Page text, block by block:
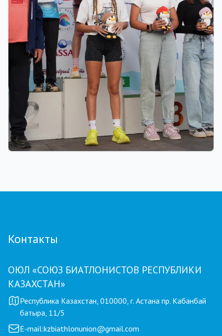
Контакты
ОЮЛ «СОЮЗ БИАТЛОНИСТОВ РЕСПУБЛИКИ
КАЗАХСТАН»
Республика Казахстан, 010000, г. Астана пр. Кабанбай
батыра, 11/5
E-mail:kzbiathlonunion@gmail.com